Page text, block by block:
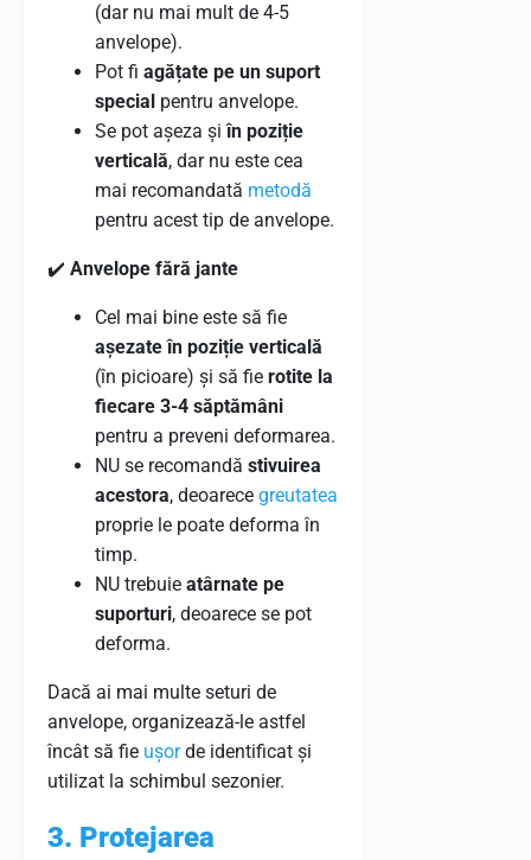
(dar nu mai mult de 4-5
anvelope).
Pot fi agățate pe un suport
special pentru anvelope.
Se pot așeza șiîn poziție
verticală, dar nu este cea
mai recomandată metodă
pentru acest tip de anvelope.
✔️ Anvelope fără jante
Cel mai bine este să fie
așezate în poziție verticală
(în picioare) și să fie rotite la
fiecare 3-4 săptămâni
pentru a preveni deformarea.
NU se recomandă stivuirea
acestora, deoarece greutatea
proprie le poate deforma în
timp.
NU trebuie atârnate pe
suporturi, deoarece se pot
deforma.
Dacă ai mai multe seturi de
anvelope, organizează-le astfel
încât să fie ușorde identificat și
utilizat la schimbul sezonier.
3. Protejarea